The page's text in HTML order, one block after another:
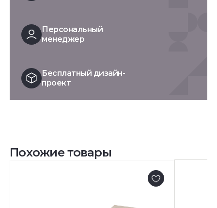
Персональный
менеджер
Бесплатный дизайн-
проект
Похожие товары